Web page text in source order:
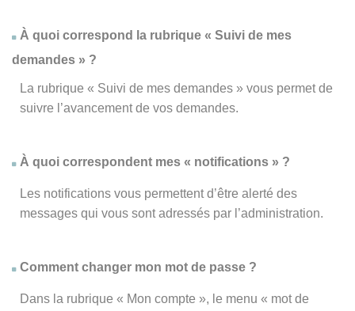
À quoi correspond la rubrique « Suivi de mes
demandes » ?
La rubrique « Suivi de mes demandes » vous permet de
suivre l’avancement de vos demandes.
À quoi correspondent mes « notifications » ?
Les notifications vous permettent d’être alerté des
messages qui vous sont adressés par l’administration.
Comment changer mon mot de passe ?
Dans la rubrique « Mon compte », le menu « mot de